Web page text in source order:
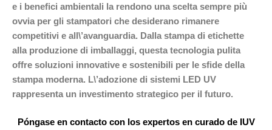
e i benefici ambientali la rendono una scelta sempre più
ovvia per gli stampatori che desiderano rimanere
competitivi e all\’avanguardia. Dalla stampa di etichette
alla produzione di imballaggi, questa tecnologia pulita
offre soluzioni innovative e sostenibili per le sfide della
stampa moderna. L\’adozione di sistemi LED UV
rappresenta un investimento strategico per il futuro.
Póngase en contacto con los expertos en curado de IUV